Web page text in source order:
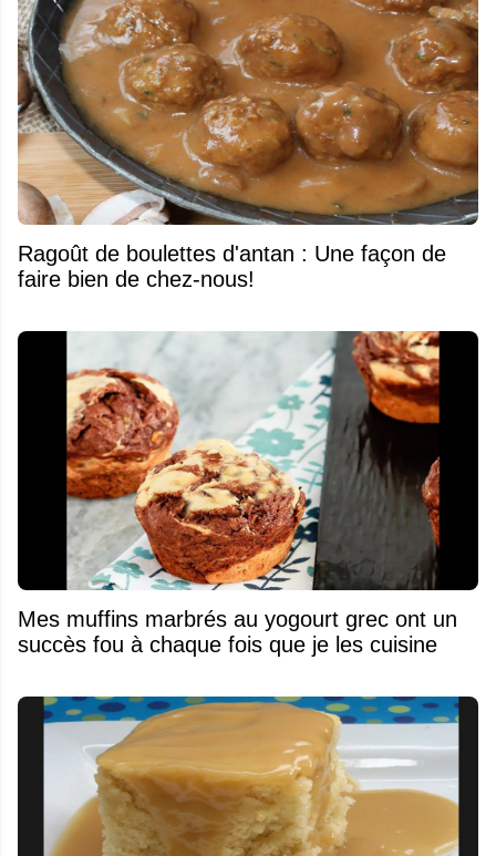
Ragoût de boulettes d'antan : Une façon de
faire bien de chez-nous!
Mes muffins marbrés au yogourt grec ont un
succès fou à chaque fois que je les cuisine